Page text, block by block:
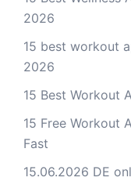
2026
15 best workout
2026
15 Best Workout
15 Free Workout
Fast
15.06.2026 DE